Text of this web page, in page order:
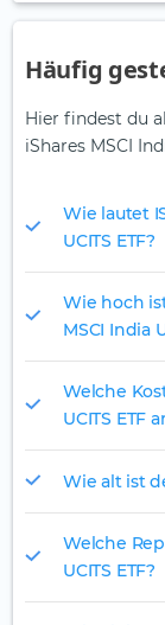
Häufig
Hier findest du
iShares MSCI
Wie lautet
UCITS ETF?
Wie hoch
MSCI India
Welche
UCITS ETF
Wie alt ist
Welche
UCITS ETF?